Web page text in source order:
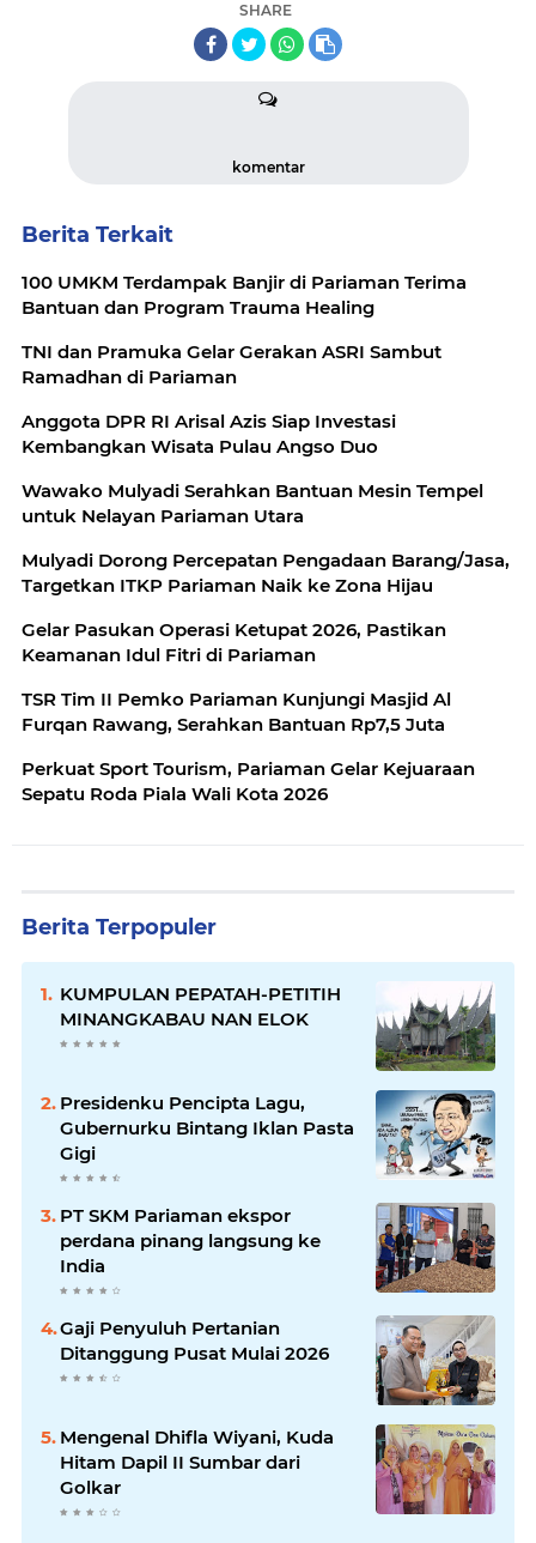
SHARE
komentar
Berita Terkait
100 UMKM Terdampak Banjir di Pariaman Terima
Bantuan dan Program Trauma Healing
TNI dan Pramuka Gelar Gerakan ASRI Sambut
Ramadhan di Pariaman
Anggota DPR RI Arisal Azis Siap Investasi
Kembangkan Wisata Pulau Angso Duo
Wawako Mulyadi Serahkan Bantuan Mesin Tempel
untuk Nelayan Pariaman Utara
Mulyadi Dorong Percepatan Pengadaan Barang/Jasa,
Targetkan ITKP Pariaman Naik ke Zona Hijau
Gelar Pasukan Operasi Ketupat 2026, Pastikan
Keamanan Idul Fitri di Pariaman
TSR Tim II Pemko Pariaman Kunjungi Masjid Al
Furqan Rawang, Serahkan Bantuan Rp7,5 Juta
Perkuat Sport Tourism, Pariaman Gelar Kejuaraan
Sepatu Roda Piala Wali Kota 2026
Berita Terpopuler
KUMPULAN PEPATAH-PETITIH
MINANGKABAU NAN ELOK
Presidenku Pencipta Lagu,
Gubernurku Bintang Iklan Pasta
Gigi
PT SKM Pariaman ekspor
perdana pinang langsung ke
India
Gaji Penyuluh Pertanian
Ditanggung Pusat Mulai 2026
Mengenal Dhifla Wiyani, Kuda
Hitam Dapil II Sumbar dari
Golkar